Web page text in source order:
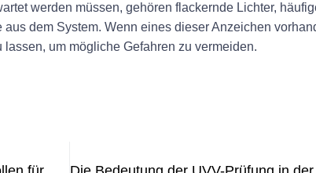
werden müssen, gehören flackernde Lichter,
dem System. Wenn eines dieser Anzeichen
um mögliche Gefahren zu vermeiden.